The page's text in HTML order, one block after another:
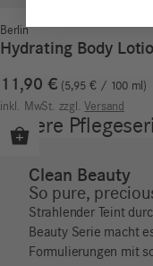
Berlin
Hydrating Body
11,90 € 5,95€ / 100 ml
inkl. MwSt. zzgl.Versand
Unsere
Clean Beauty
So pure,
Strahlender Teint
Beauty Serie macht
Formulierungen mit